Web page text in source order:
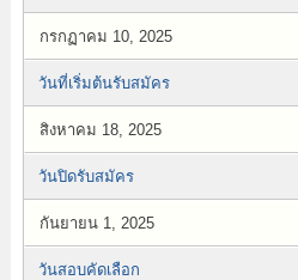
กรกฏาคม 10, 2025
วันที่เริ่มต้นรับสมัคร
สิงหาคม 18, 2025
วันปิดรับสมัคร
กันยายน 1, 2025
วันสอบคัดเลือก